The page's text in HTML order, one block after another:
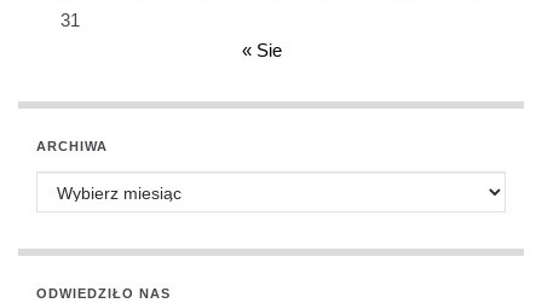
31
« Sie
ARCHIWA
Archiwa
ODWIEDZIŁO NAS